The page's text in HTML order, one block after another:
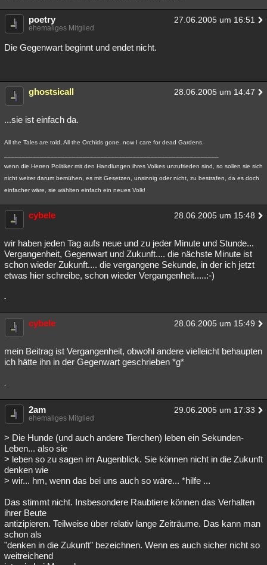
poetry 27.06.2005 um 16:51
ehemaliges Mitglied
Die Gegenwart beginnt und endet nicht.
ghostsicall 28.06.2005 um 14:47
...sie ist einfach da.
All the Tales are told, All the Orchids gone. now I care for dead Gardens.
wenn die Herren Politiker mit den Handlungen ihres Volkes unzufrieden sind, so sollen sie sich
nicht weiter darum bemühen, es mit Gesetzen, unsinnig oder nicht, zu bestrafen, da es doch
einfacher wäre, sie wählten einfach ein neues Volk!
cybele 28.06.2005 um 15:48
wir haben jeden Tag aufs neue und zu jeder Minute und Stunde...
Vergangenheit, Gegenwart und Zukunft.... die nächste Minute ist
schon wieder Zukunft.... die vergangene Sekunde, in der ich jetzt
etwas hier schreibe, schon wieder Vergangenheit.....:-)
-
cybele 28.06.2005 um 15:49
mein Beitrag ist Vergangenheit, obwohl andere vielleicht behaupten
ich hätte ihn in der Gegenwart geschrieben *g*
-
2am 29.06.2005 um 17:33
ehemaliges Mitglied
> Die Hunde (und auch andere Tierchen) leben ein Sekunden-
Leben... also sie
> leben so zu sagen im Augenblick. Sie können nicht in die Zukunft
denken wie
> wir... hm, wenn das bei uns auch so wäre... *hilfe ...
Das stimmt nicht. Insbesondere Raubtiere können das Verhalten
ihrer Beute
antizipieren. Teilweise über relativ lange Zeiträume. Das kann man
schon als
"denken in die Zukunft" bezeichnen. Wenn es auch sicher nicht so
weitreichend